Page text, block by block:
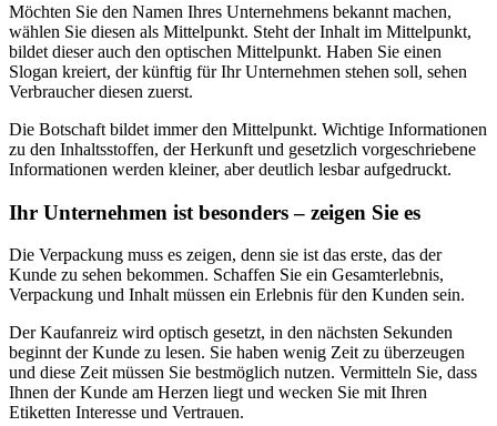
Möchten Sie den Namen Ihres Unternehmens bekannt machen,
wählen Sie diesen als Mittelpunkt. Steht der Inhalt im Mittelpunkt,
bildet dieser auch den optischen Mittelpunkt. Haben Sie einen
Slogan kreiert, der künftig für Ihr Unternehmen stehen soll, sehen
Verbraucher diesen zuerst.
Die Botschaft bildet immer den Mittelpunkt. Wichtige Informationen
zu den Inhaltsstoffen, der Herkunft und gesetzlich vorgeschriebene
Informationen werden kleiner, aber deutlich lesbar aufgedruckt.
Ihr Unternehmen ist besonders – zeigen Sie es
Die Verpackung muss es zeigen, denn sie ist das erste, das der
Kunde zu sehen bekommen. Schaffen Sie ein Gesamterlebnis,
Verpackung und Inhalt müssen ein Erlebnis für den Kunden sein.
Der Kaufanreiz wird optisch gesetzt, in den nächsten Sekunden
beginnt der Kunde zu lesen. Sie haben wenig Zeit zu überzeugen
und diese Zeit müssen Sie bestmöglich nutzen. Vermitteln Sie, dass
Ihnen der Kunde am Herzen liegt und wecken Sie mit Ihren
Etiketten Interesse und Vertrauen.